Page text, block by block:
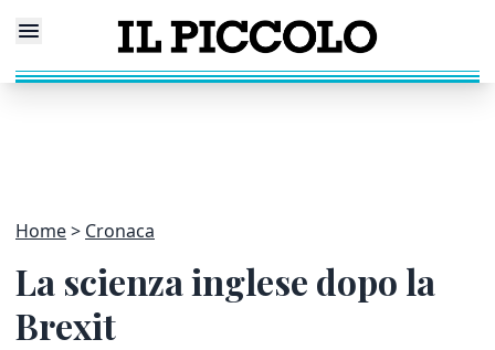
Home Cronaca
La scienza inglese dopo la
Brexit